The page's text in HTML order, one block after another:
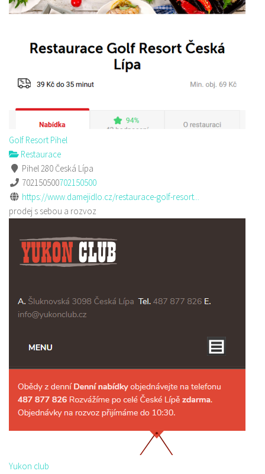
Golf Resort Pihel
Restaurace
Pihel 280 Česká Lípa
702150500702150500
https://www.damejidlo.cz/restaurace-golf-resort...
prodej s sebou a rozvoz
Yukon club